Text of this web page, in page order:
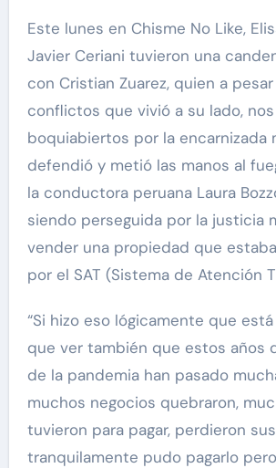
Este lunes en Chisme No Like,
Javier Ceriani tuvieron una
con Cristian Zuarez, quien a
conflictos que vivió a su lado,
boquiabiertos por la encarnizada
defendió y metió las manos al
la conductora peruana Laura
siendo perseguida por la justicia
vender una propiedad que
por el SAT (Sistema de Atención
“Si hizo eso lógicamente que
que ver también que estos años
de la pandemia han pasado
muchos negocios quebraron,
tuvieron para pagar, perdieron
tranquilamente pudo pagarlo